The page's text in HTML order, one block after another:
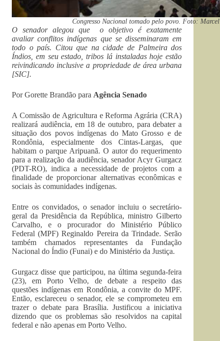
Congresso Nacional tomado pelo povo. Foto:
O senador alegou que o objetivo é exatamente
avaliar conflitos indígenas que se disseminaram em
todo o país. Citou que na cidade de Palmeira dos
Índios, em seu estado, tribos lá instaladas hoje estão
reivindicando inclusive a propriedade de área urbana
[SIC].
Por Gorette Brandão para Agência Senado
A Comissão de Agricultura e Reforma Agrária (CRA)
realizará audiência, em 18 de outubro, para debater a
situação dos povos indígenas do Mato Grosso e de
Rondônia, especialmente dos Cintas-Largas, que
habitam o parque Aripuanã. O autor do requerimento
para a realização da audiência, senador Acyr Gurgacz
(PDT-RO), indica a necessidade de projetos com a
finalidade de proporcionar alternativas econômicas e
sociais às comunidades indígenas.
Entre os convidados, o senador incluiu o secretário-
geral da Presidência da República, ministro Gilberto
Carvalho, e o procurador do Ministério Público
Federal (MPF) Reginaldo Pereira da Trindade. Serão
também chamados representantes da Fundação
Nacional do Índio (Funai) e do Ministério da Justiça.
Gurgacz disse que participou, na última segunda-feira
(23), em Porto Velho, de debate a respeito das
questões indígenas em Rondônia, a convite do MPF.
Então, esclareceu o senador, ele se comprometeu em
trazer o debate para Brasília. Justificou a iniciativa
dizendo que os problemas são resolvidos na capital
federal e não apenas em Porto Velho.